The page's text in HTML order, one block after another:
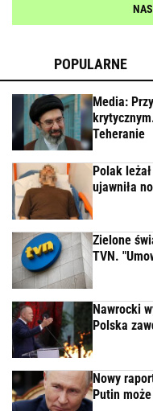
POPULARNE
Media:
Teheranie
Polak
ujawniła
Zielone
TVN.
Nawrocki
Polska
Nowy
Putin